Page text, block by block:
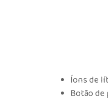
Íons de
Botão de